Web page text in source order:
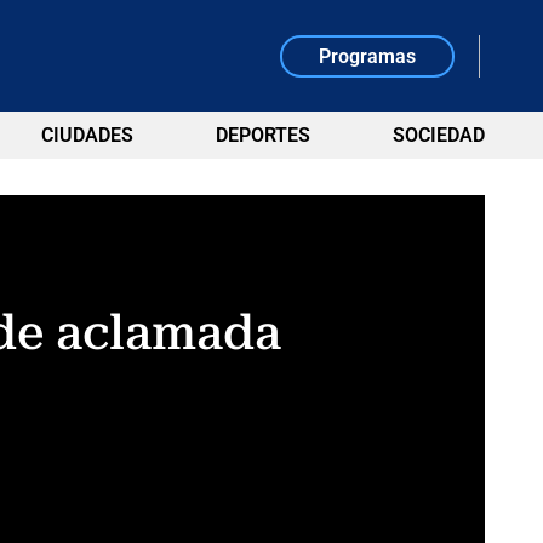
Programas
CIUDADES DEPORTES SOCIEDAD
aclamada